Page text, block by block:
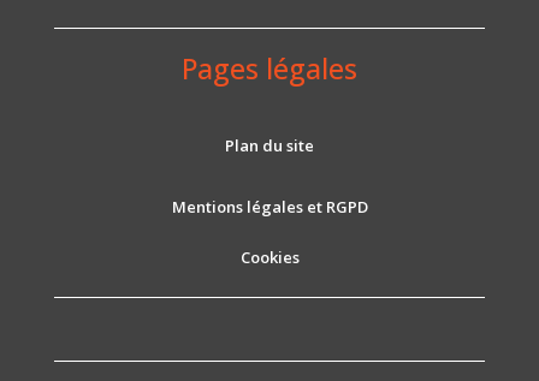
Pages légales
Plan du site
Mentions légales et RGPD
Cookies